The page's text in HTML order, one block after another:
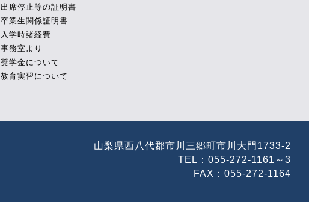
出席停止等の証明書
卒業生関係証明書
入学時諸経費
事務室より
奨学金について
教育実習について
山梨県西八代郡市川三郷町市川大門1733-2
TEL：055-272-1161～3
FAX：055-272-1164